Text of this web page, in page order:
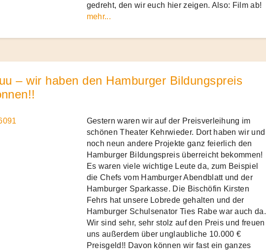
gedreht, den wir euch hier zeigen. Also: Film ab!
mehr...
– wir haben den Hamburger Bildungspreis
Gestern waren wir auf der Preisverleihung im
schönen Theater Kehrwieder. Dort haben wir und
noch neun andere Projekte ganz feierlich den
Hamburger Bildungspreis überreicht bekommen!
Es waren viele wichtige Leute da, zum Beispiel
die Chefs vom Hamburger Abendblatt und der
Hamburger Sparkasse. Die Bischöfin Kirsten
Fehrs hat unsere Lobrede gehalten und der
Hamburger Schulsenator Ties Rabe war auch da.
Wir sind sehr, sehr stolz auf den Preis und freuen
uns außerdem über unglaubliche 10.000 €
Preisgeld!! Davon können wir fast ein ganzes